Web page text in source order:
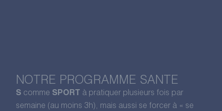
NOTRE PROGRAMME SANTE
S comme SPORT à pratiquer plusieurs fois par
semaine (au moins 3h), mais aussi se forcer à « se